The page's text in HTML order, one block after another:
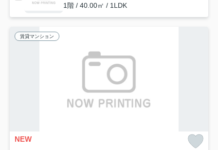
1階 / 40.00㎡ / 1LDK
賃貸マンション
NEW